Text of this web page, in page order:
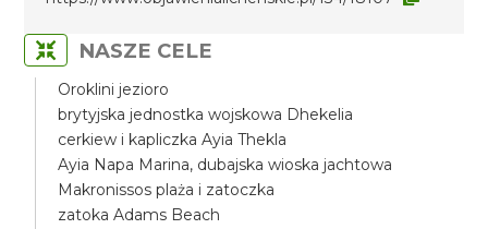
NASZE CELE
Oroklini jezioro
brytyjska jednostka wojskowa Dhekelia
cerkiew i kapliczka Ayia Thekla
Ayia Napa Marina, dubajska wioska jachtowa
Makronissos plaża i zatoczka
zatoka Adams Beach